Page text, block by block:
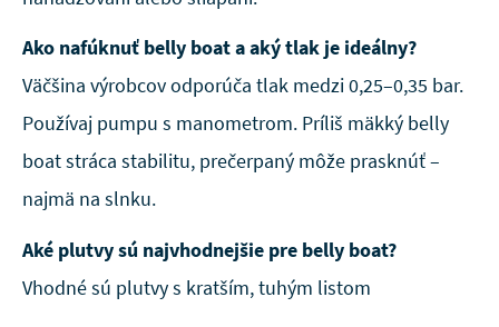
Ako nafúknuť belly boat a aký tlak je ideálny?
Väčšina výrobcov odporúča tlak medzi 0,25–0,35 bar.
Používaj pumpu s manometrom. Príliš mäkký belly
boat stráca stabilitu, prečerpaný môže prasknúť –
najmä na slnku.
Aké plutvy sú najvhodnejšie pre belly boat?
Vhodné sú plutvy s kratším, tuhým listom